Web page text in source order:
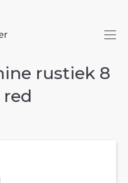
rustiek 8